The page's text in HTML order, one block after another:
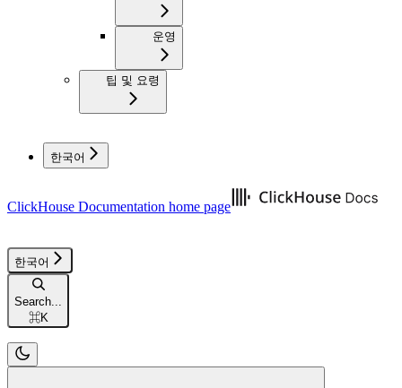
운영
팁 및 요령
한국어
ClickHouse Documentation home page
한국어
Search...
⌘K